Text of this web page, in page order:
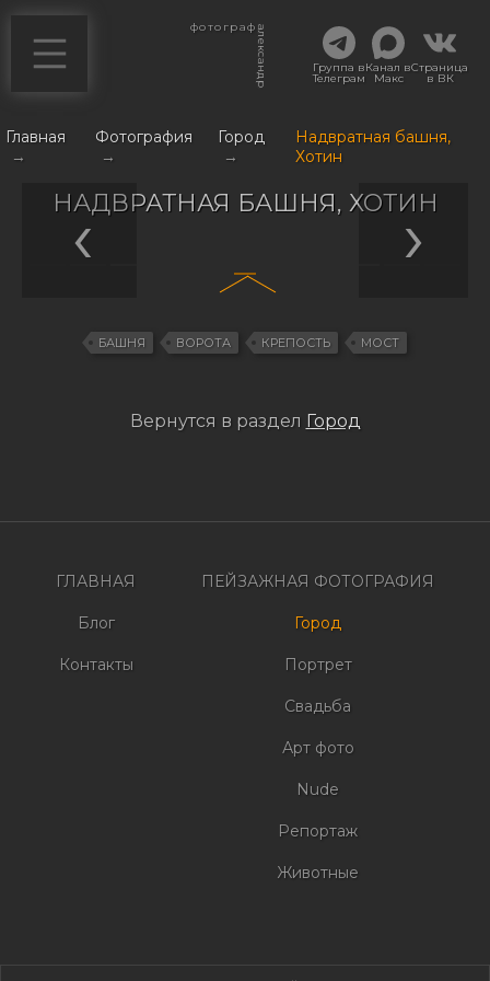
фотографалександр Группа в
Телеграм
Канал в
Макс
Страница
в ВК
Главная
→
Фотография
→
Город
→
Надвратная башня,
Хотин
НАДВРАТНАЯ БАШНЯ, ХОТИН
БАШНЯ ВОРОТА КРЕПОСТЬ МОСТ
Вернутся в раздел Город
ГЛАВНАЯ
Блог
Контакты
ПЕЙЗАЖНАЯ ФОТОГРАФИЯ
Город
Портрет
Свадьба
Арт фото
Nude
Репортаж
Животные